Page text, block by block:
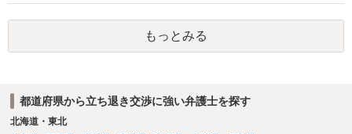
が納得いくものであれば応じても良いですが、納得できなければ断る
（家賃を支払い居住を続ける）のが良いでしょう。
もっとみる
都道府県から立ち退き交渉に強い弁護士を探す
北海道・東北